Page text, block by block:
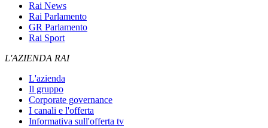
Rai News
Rai Parlamento
GR Parlamento
Rai Sport
L'AZIENDA RAI
L'azienda
Il gruppo
Corporate governance
I canali e l'offerta
Informativa sull'offerta tv